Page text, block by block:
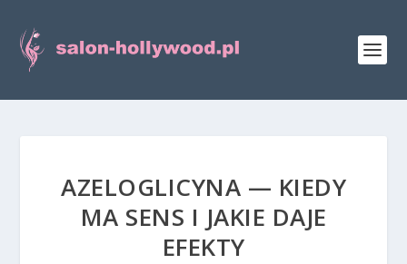
AZELOGLICYNA — KIEDY
MA SENS I JAKIE DAJE
EFEKTY